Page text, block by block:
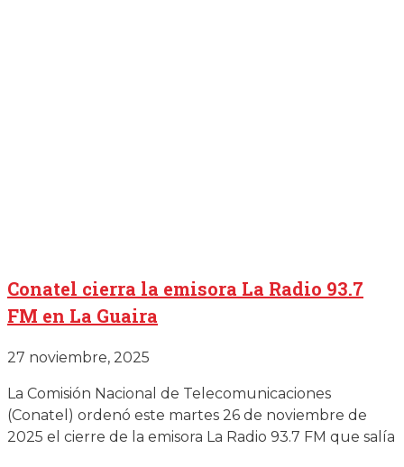
Conatel cierra la emisora La Radio 93.7
FM en La Guaira
27 noviembre, 2025
La Comisión Nacional de Telecomunicaciones
(Conatel) ordenó este martes 26 de noviembre de
2025 el cierre de la emisora La Radio 93.7 FM que salía